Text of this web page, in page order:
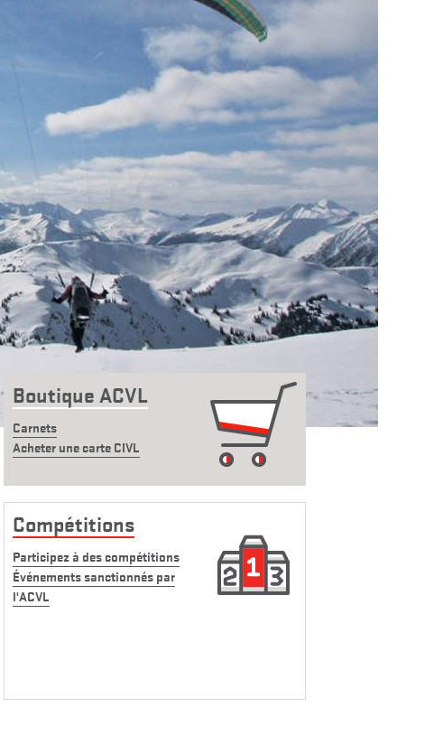
Boutique ACVL
Carnets
Acheter une carte CIVL
Compétitions
Participez à des compétitions
Événements sanctionnés par
l'ACVL